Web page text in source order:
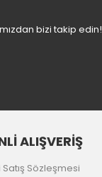
bizi takip edin!
ALIŞVERİŞ
Sözleşmesi